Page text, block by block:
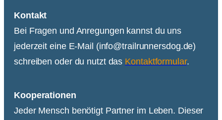
Kontakt
Bei Fragen und Anregungen kannst du uns
jederzeit eine E-Mail (info@trailrunnersdog.de)
schreiben oder du nutzt das Kontaktformular.
Kooperationen
Jeder Mensch benötigt Partner im Leben. Dieser